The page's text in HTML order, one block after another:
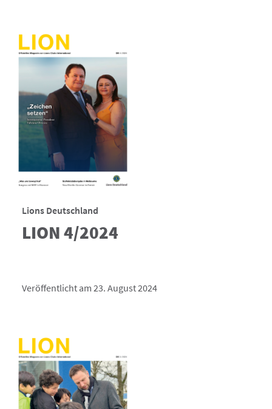
Lions Deutschland
LION 4/2024
Veröffentlicht am 23. August 2024